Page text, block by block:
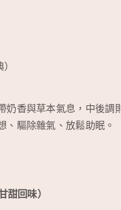
奶香與草本氣息，中後調
、驅除雜氣、放鬆助眠。
甜回味）